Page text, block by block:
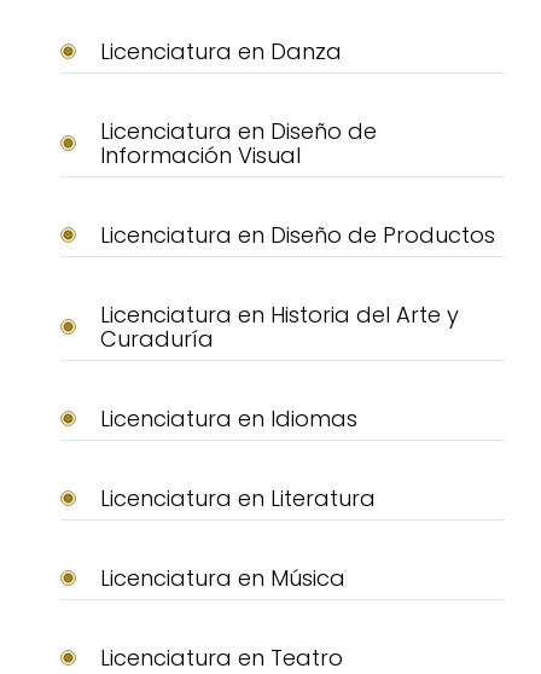
Licenciatura en Danza
Licenciatura en Diseño de
Información Visual
Licenciatura en Diseño de Productos
Licenciatura en Historia del Arte y
Curaduría
Licenciatura en Idiomas
Licenciatura en Literatura
Licenciatura en Música
Licenciatura en Teatro